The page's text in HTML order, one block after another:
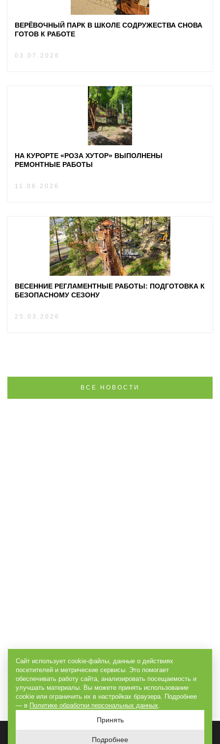
ВЕРЁВОЧНЫЙ ПАРК В ШКОЛЕ СОДРУЖЕСТВА СНОВА
ГОТОВ К РАБОТЕ
03.07.2026
НА КУРОРТЕ «РОЗА ХУТОР» ВЫПОЛНЕНЫ
РЕМОНТНЫЕ РАБОТЫ
11.06.2026
ВЕСЕННИЕ РЕГЛАМЕНТНЫЕ РАБОТЫ: ПОДГОТОВКА К
БЕЗОПАСНОМУ СЕЗОНУ
25.03.2026
ВСЕ НОВОСТИ
Сайт использует cookie-файлы, данные о действиях
посетителей и метрические сервисы. Это помогает
обеспечивать работу сайта, анализировать посещаемость и
улучшать материалы. Вы можете принять использование
cookie или ограничить их в настройках браузера. Подробнее
— в Политике обработки персональных данных.
Принять
Подробнее